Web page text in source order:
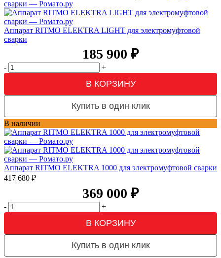
Аппарат RITMO ELEKTRA LIGHT для электромуфтовой
сварки
185 900 ₽
- +
В КОРЗИНУ
Купить в один клик
В наличии
Аппарат RITMO ELEKTRA 1000 для электромуфтовой сварки
417 680 ₽
369 000 ₽
- +
В КОРЗИНУ
Купить в один клик